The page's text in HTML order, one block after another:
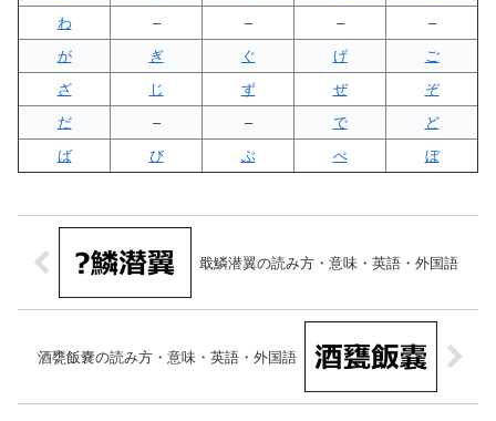
わ
– – –
–
が
ぎ ぐ げ
ご
ざ
じ ず ぜ
ぞ
だ
– – で
ど
ば
び ぶ べ ぼ
戢鱗潜翼の読み方・意味・英語・外国語
酒甕飯嚢の読み方・意味・英語・外国語